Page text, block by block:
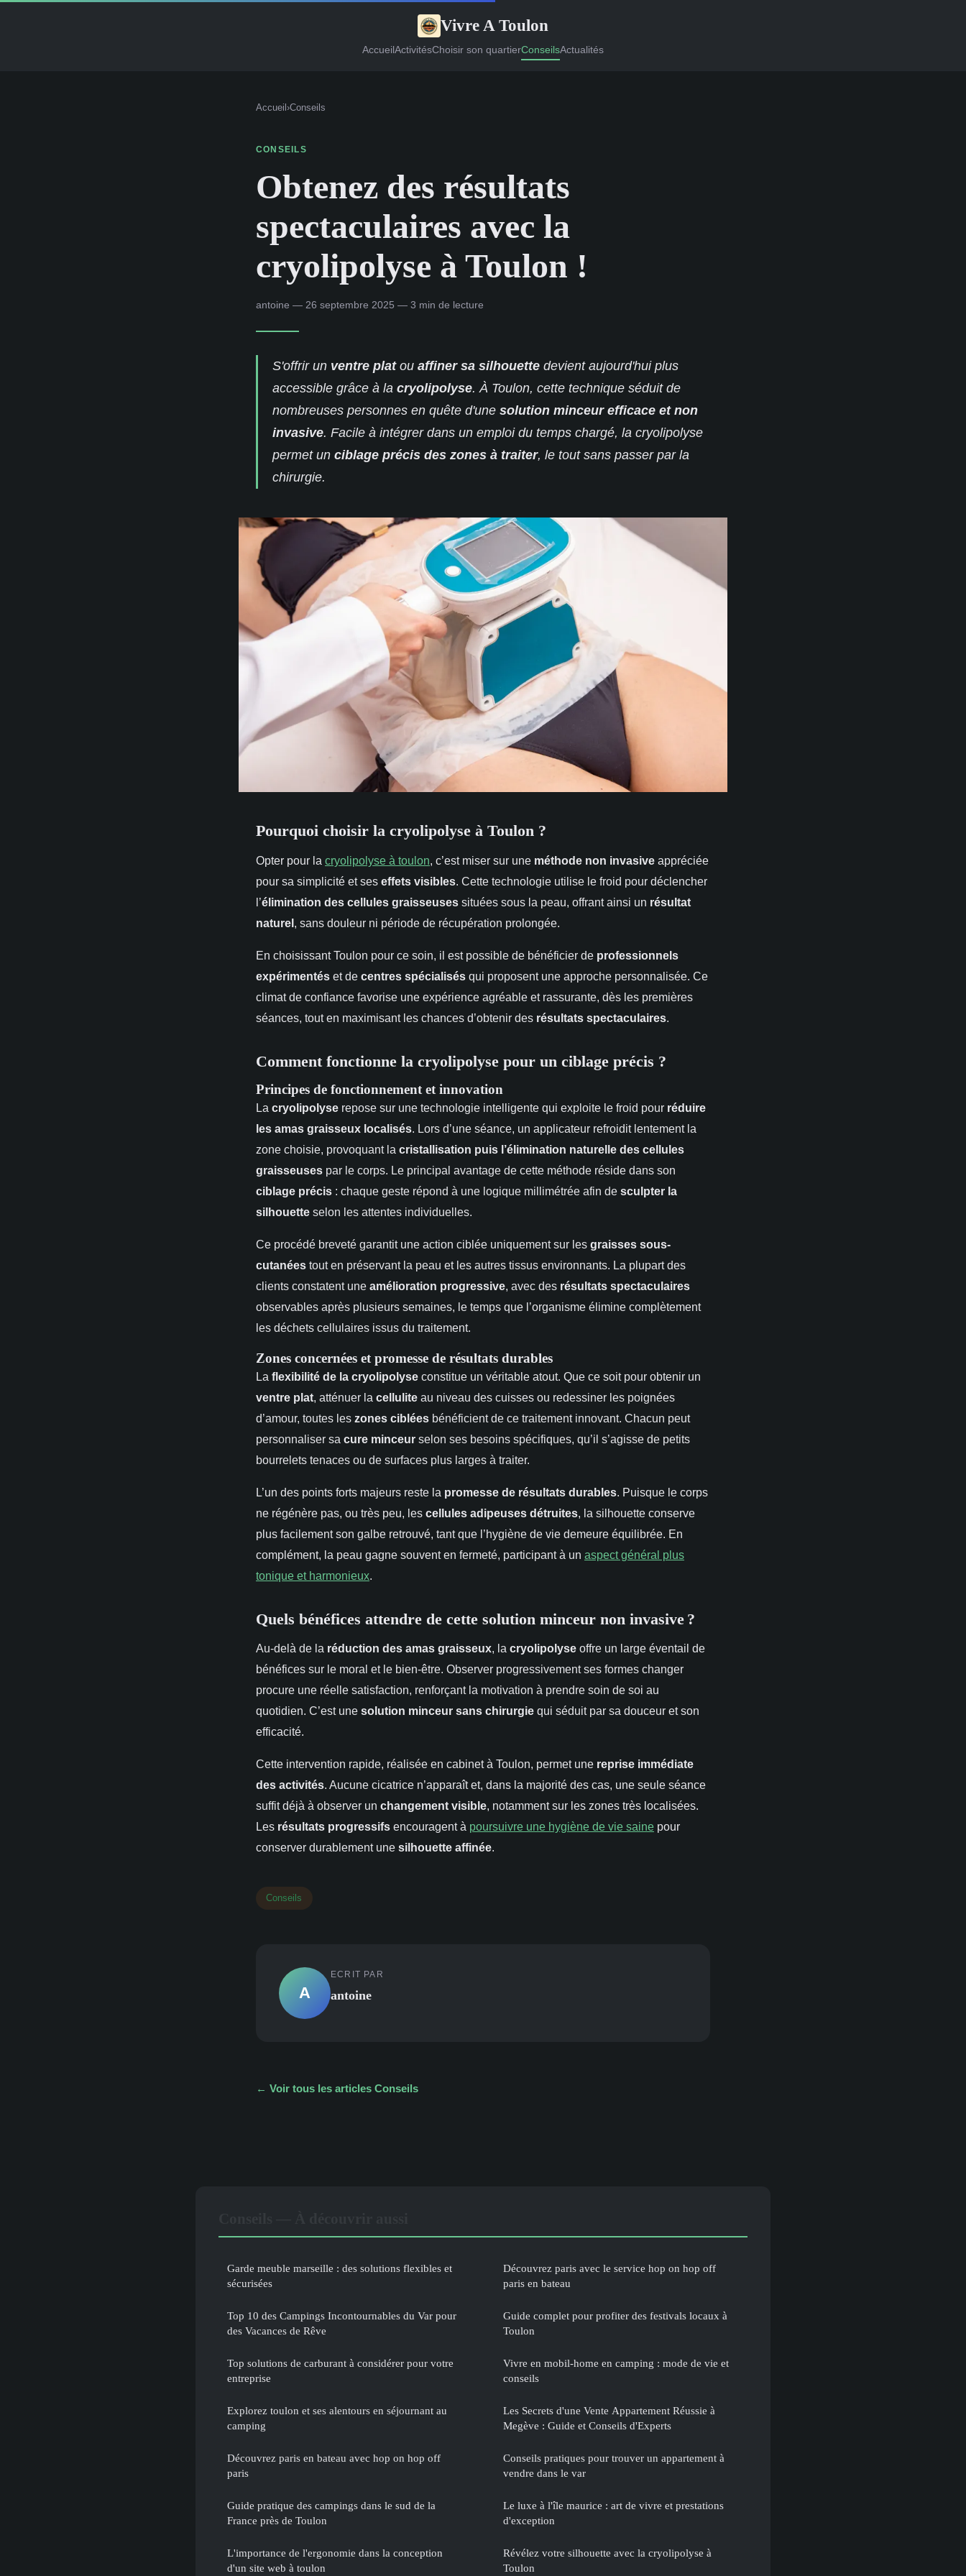
Vivre A Toulon
AccueilActivitésChoisir son quartierConseilsActualités
Accueil ›Conseils
CONSEILS
Obtenez des résultats
spectaculaires avec la
cryolipolyse à Toulon !
antoine — 26 septembre 2025 — 3 min de lecture
S'offrir un ventre platou affiner sa silhouette devient aujourd'hui plus
accessible grâce à la cryolipolyse. À Toulon, cette technique séduit de
nombreuses personnes en quête d'une solution minceur efficace et non
invasive. Facile à intégrer dans un emploi du temps chargé, la cryolipolyse
permet un ciblage précis des zones à traiter, le tout sans passer par la
chirurgie.
Pourquoi choisir la cryolipolyse à Toulon ?
Opter pour la cryolipolyse à toulon, c’est miser sur une méthode non invasive appréciée
pour sa simplicité et ses effets visibles. Cette technologie utilise le froid pour déclencher
l’élimination des cellules graisseuses situées sous la peau, offrant ainsi un résultat
naturel, sans douleur ni période de récupération prolongée.
En choisissant Toulon pour ce soin, il est possible de bénéficier de professionnels
expérimentés et de centres spécialisés qui proposent une approche personnalisée. Ce
climat de confiance favorise une expérience agréable et rassurante, dès les premières
séances, tout en maximisant les chances d’obtenir des résultats spectaculaires.
Comment fonctionne la cryolipolyse pour un ciblage précis ?
Principes de fonctionnement et innovation
La cryolipolyse repose sur une technologie intelligente qui exploite le froid pour réduire
les amas graisseux localisés. Lors d’une séance, un applicateur refroidit lentement la
zone choisie, provoquant la cristallisation puis l’élimination naturelle des cellules
graisseuses par le corps. Le principal avantage de cette méthode réside dans son
ciblage précis : chaque geste répond à une logique millimétrée afin de sculpter la
silhouette selon les attentes individuelles.
Ce procédé breveté garantit une action ciblée uniquement sur les graisses sous-
cutanées tout en préservant la peau et les autres tissus environnants. La plupart des
clients constatent une amélioration progressive, avec des résultats spectaculaires
observables après plusieurs semaines, le temps que l’organisme élimine complètement
les déchets cellulaires issus du traitement.
Zones concernées et promesse de résultats durables
La flexibilité de la cryolipolyse constitue un véritable atout. Que ce soit pour obtenir un
ventre plat, atténuer la cellulite au niveau des cuisses ou redessiner les poignées
d’amour, toutes les zones ciblées bénéficient de ce traitement innovant. Chacun peut
personnaliser sa cure minceur selon ses besoins spécifiques, qu’il s’agisse de petits
bourrelets tenaces ou de surfaces plus larges à traiter.
L’un des points forts majeurs reste la promesse de résultats durables. Puisque le corps
ne régénère pas, ou très peu, les cellules adipeuses détruites, la silhouette conserve
plus facilement son galbe retrouvé, tant que l’hygiène de vie demeure équilibrée. En
complément, la peau gagne souvent en fermeté, participant à un aspect général plus
tonique et harmonieux.
Quels bénéfices attendre de cette solution minceur non invasive ?
Au-delà de la réduction des amas graisseux, la cryolipolyse offre un large éventail de
bénéfices sur le moral et le bien-être. Observer progressivement ses formes changer
procure une réelle satisfaction, renforçant la motivation à prendre soin de soi au
quotidien. C’est une solution minceur sans chirurgie qui séduit par sa douceur et son
efficacité.
Cette intervention rapide, réalisée en cabinet à Toulon, permet une reprise immédiate
des activités. Aucune cicatrice n’apparaît et, dans la majorité des cas, une seule séance
suffit déjà à observer un changement visible, notamment sur les zones très localisées.
Les résultats progressifs encouragent à poursuivre une hygiène de vie saine pour
conserver durablement une silhouette affinée.
Conseils
A
ECRIT PAR
antoine
← Voir tous les articles Conseils
Garde meuble marseille : des solutions flexibles et
sécurisées
Top 10 des Campings Incontournables du Var pour
des Vacances de Rêve
Top solutions de carburant à considérer pour votre
entreprise
Explorez toulon et ses alentours en séjournant au
camping
Découvrez paris en bateau avec hop on hop off
paris
Guide pratique des campings dans le sud de la
France près de Toulon
L'importance de l'ergonomie dans la conception
d'un site web à toulon
Découvrez paris avec le service hop on hop off
paris en bateau
Guide complet pour profiter des festivals locaux à
Toulon
Vivre en mobil-home en camping : mode de vie et
conseils
Les Secrets d'une Vente Appartement Réussie à
Megève : Guide et Conseils d'Experts
Conseils pratiques pour trouver un appartement à
vendre dans le var
Le luxe à l'île maurice : art de vivre et prestations
d'exception
Révélez votre silhouette avec la cryolipolyse à
Toulon